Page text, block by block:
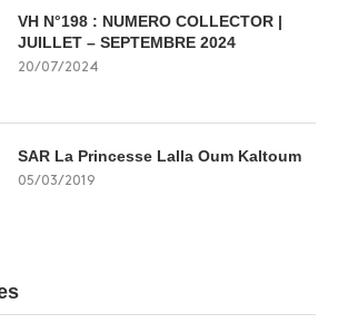
VH N°198 : NUMERO COLLECTOR |
JUILLET – SEPTEMBRE 2024
20/07/2024
SAR La Princesse Lalla Oum Kaltoum
05/03/2019